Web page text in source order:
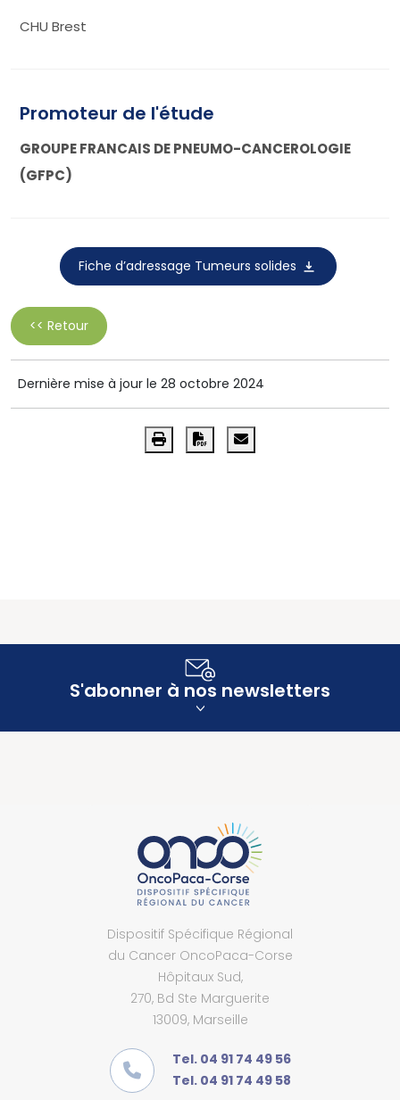
CHU Brest
Promoteur de l'étude
GROUPE FRANCAIS DE PNEUMO-CANCEROLOGIE
(GFPC)
Fiche d’adressage Tumeurs solides
<< Retour
Dernière mise à jour le 28 octobre 2024
S'abonner à nos newsletters
Dispositif Spécifique Régional
du Cancer OncoPaca-Corse
Hôpitaux Sud,
270, Bd Ste Marguerite
13009, Marseille
Tel. 04 91 74 49 56
Tel. 04 91 74 49 58